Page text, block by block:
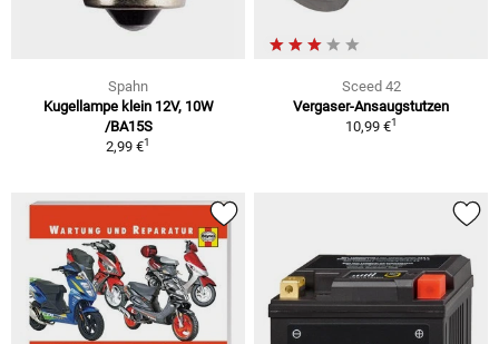
Spahn
Kugellampe klein 12V, 10W
/BA15S
2,99 €1
Sceed 42
Vergaser-Ansaugstutzen
10,99 €1